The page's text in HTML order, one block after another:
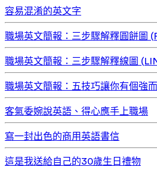
容易混淆的英文字
職場英文簡報：三步驟解釋圓餅圖
職場英文簡報：三步驟解釋線圖
職場英文簡報：五技巧讓你有個強
客氣委婉說英語、得心應手上職場
寫一封出色的商用英語書信
這是我送給自己的30歲生日禮物